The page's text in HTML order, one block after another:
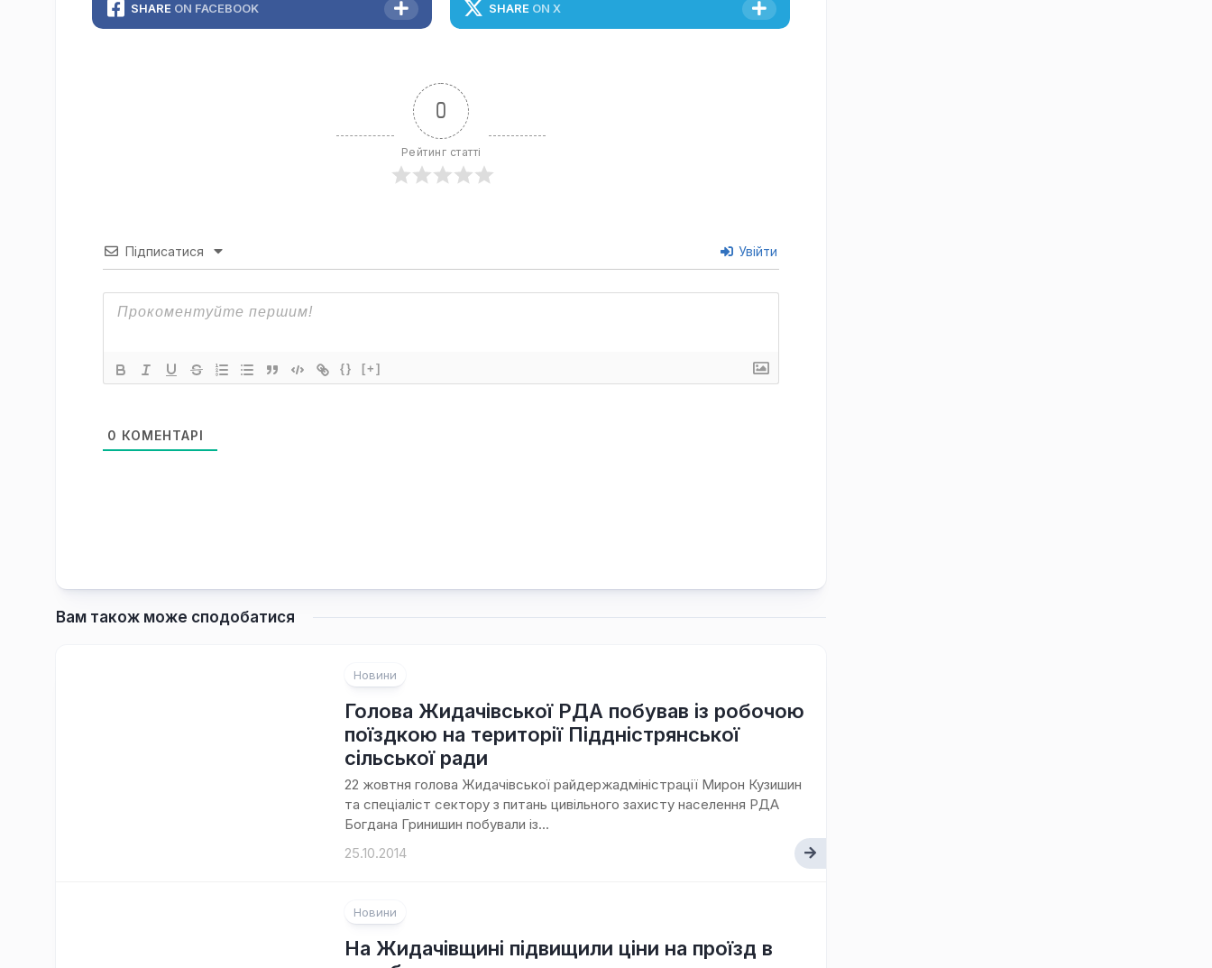
SHARE ON FACEBOOK SHARE ON X
0
Рейтинг статті
Підписатися Увійти
{} [+]
0 КОМЕНТАРІ
Вам також може сподобатися
Новини
Голова Жидачівської РДА побував із робочою
поїздкою на території Піддністрянської
сільської ради
22 жовтня голова Жидачівської райдержадміністрації Мирон Кузишин
та спеціаліст сектору з питань цивільного захисту населення РДА
Богдана Гринишин побували із...
25.10.2014
Новини
На Жидачівщині підвищили ціни на проїзд в